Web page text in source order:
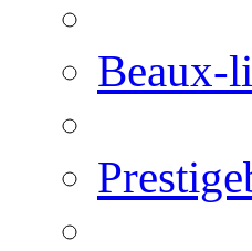
Beaux-